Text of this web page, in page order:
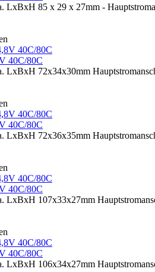
LxBxH 85 x 29 x 27mm -
40C/80C
LxBxH 72x34x30mm
40C/80C
LxBxH 72x36x35mm
40C/80C
LxBxH 107x33x27mm
40C/80C
LxBxH 106x34x27mm